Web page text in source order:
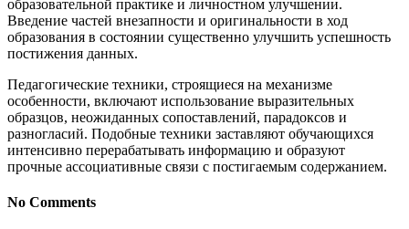
образовательной практике и личностном улучшении.
Введение частей внезапности и оригинальности в ход
образования в состоянии существенно улучшить успешность
постижения данных.
Педагогические техники, строящиеся на механизме
особенности, включают использование выразительных
образцов, неожиданных сопоставлений, парадоксов и
разногласий. Подобные техники заставляют обучающихся
интенсивно перерабатывать информацию и образуют
прочные ассоциативные связи с постигаемым содержанием.
No Comments